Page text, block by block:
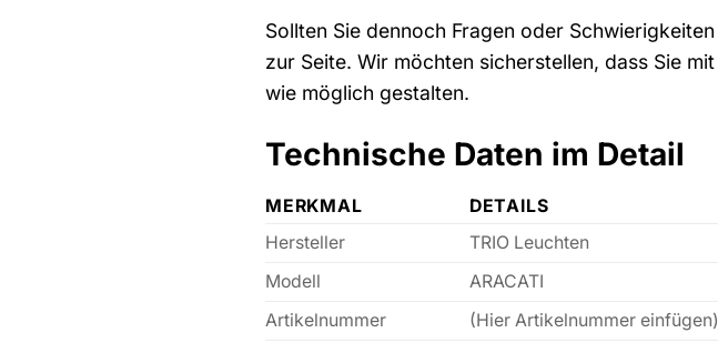
Sollten Sie dennoch Fragen oder
zur Seite. Wir möchten sicherstellen, dass Sie
wie möglich gestalten.
Technische Daten im Detail
MERKMAL
DETAILS
Hersteller
TRIO Leuchten
Modell
ARACATI
Artikelnummer
(Hier Artikelnummer einfügen)